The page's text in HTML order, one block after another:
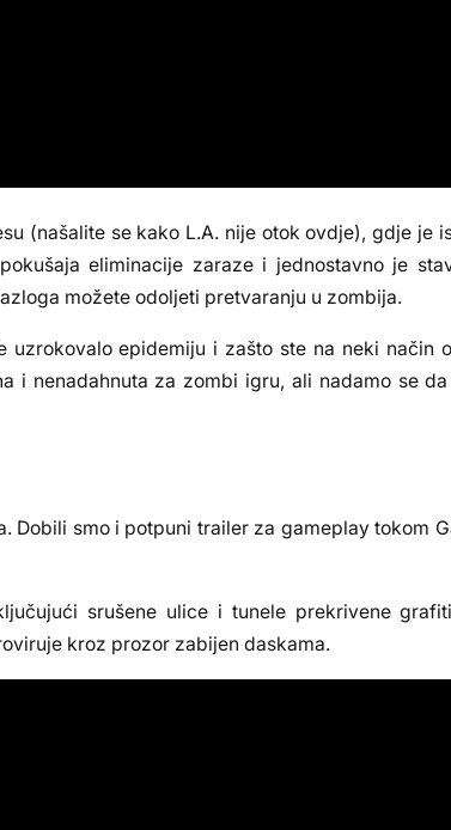
(našalite se kako L.A. nije otok ovdje), gdje je
eliminacije zaraze i jednostavno je
možete odoljeti pretvaranju u zombija.
epidemiju i zašto ste na neki način
i nenadahnuta za zombi igru, ali nadamo se
Dobili smo i potpuni trailer za gameplay tokom
srušene ulice i tunele prekrivene
kroz prozor zabijen daskama.